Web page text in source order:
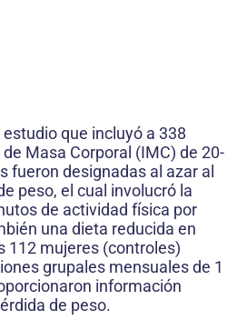
que incluyó a 338
Masa Corporal (IMC) de 20-
fueron designadas al azar al
peso, el cual involucró la
de actividad física por
una dieta reducida en
112 mujeres (controles)
grupales mensuales de 1
información
de peso.